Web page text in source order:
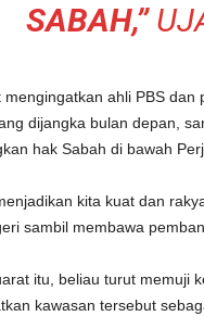
SABAH,”
ahli PBS
dijangka bulan depan,
hak Sabah di bawah
kita kuat dan
sambil membawa
itu, beliau turut memuji
kawasan tersebut